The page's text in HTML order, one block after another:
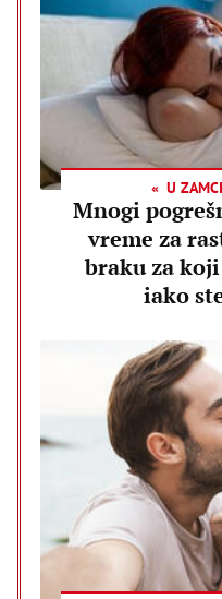
U
Mnogi
vreme za
braku za
iako